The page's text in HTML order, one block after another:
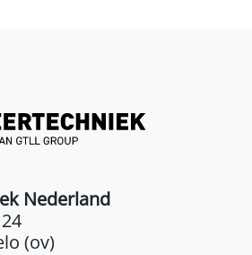
Nederland
(ov)